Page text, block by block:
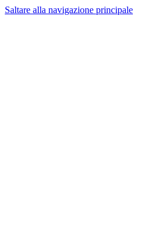
Saltare alla navigazione principale